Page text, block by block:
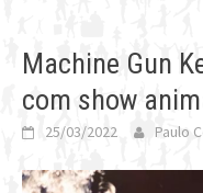
Machine Gun
com show
25/03/2022 Paulo